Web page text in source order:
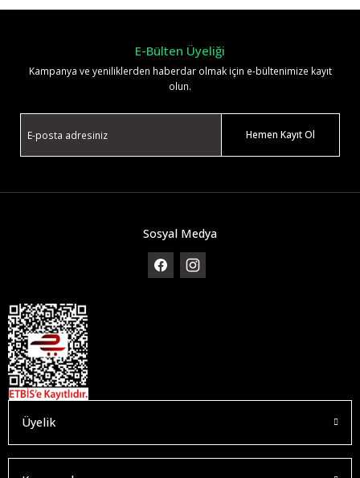
%30
E-Bülten Üyeliği
Kampanya ve yeniliklerden haberdar olmak için e-bültenimize kayıt
olun.
Hemen Kayıt Ol
Sosyal Medya
Üyelik